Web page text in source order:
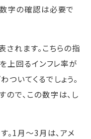
字の確認は必要で
されます。こちらの指
上回るインフレ率が
いてくるでしょう。
で、この数字は、し
。1月～3月は、アメ